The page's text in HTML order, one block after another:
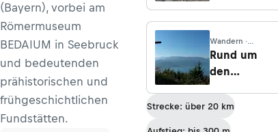
(Bayern), vorbei am
Römermuseum
BEDAIUM in Seebruck
und bedeutenden
prähistorischen und
frühgeschichtlichen
Fundstätten.
Von der
Pizzinihütte
nach
Sant'Antonio
Wandern ·
Salzburg
Rund um
den
Strecke: über 20 km